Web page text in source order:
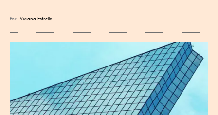
Por Viviana Estrella